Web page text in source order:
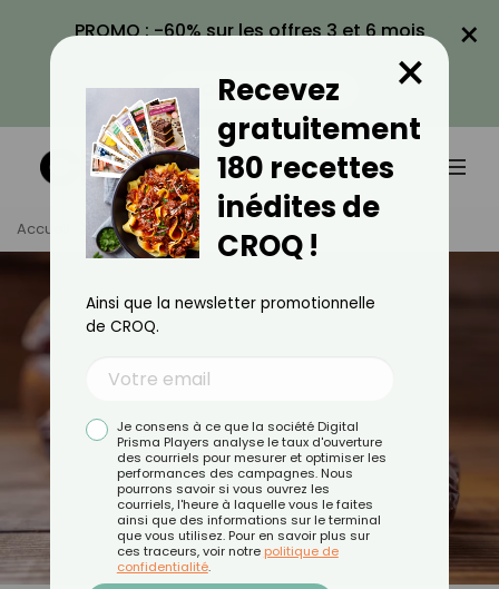
PROMO : -60% sur les offres 3 et 6 mois
VOIR LA PROMO
×
Accueil Tag Datte
Recevez
gratuitement
180 recettes
inédites de
CROQ !
×
Ainsi que la newsletter promotionnelle
de CROQ.
Je consens à ce que la société Digital
Prisma Players analyse le taux d'ouverture
des courriels pour mesurer et optimiser les
performances des campagnes. Nous
pourrons savoir si vous ouvrez les
courriels, l'heure à laquelle vous le faites
ainsi que des informations sur le terminal
que vous utilisez. Pour en savoir plus sur
ces traceurs, voir notre politique de
confidentialité.